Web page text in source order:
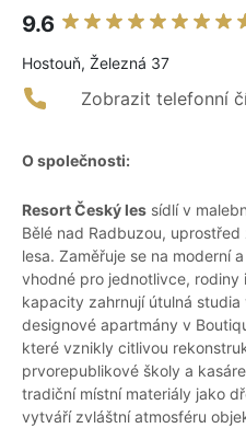
9.6
Hostouň, Železná 37
Zobrazit telefonní
O společnosti:
Resort Český les sídlí v
Bělé nad Radbuzou,
lesa. Zaměřuje se na moderní
vhodné pro jednotlivce,
kapacity zahrnují útulná
designové apartmány v
které vznikly citlivou
prvorepublikové školy a
tradiční místní materiály jako
vytváří zvláštní atmosféru